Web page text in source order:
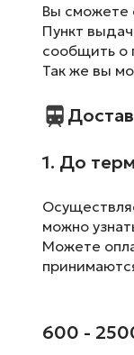
Вы сможете
Пункт
сообщить о
Так же вы
1. До
можно
Можете
600 -